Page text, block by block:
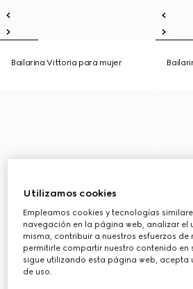
Bailarina Vittoria para mujer
Utilizamos cookies
Empleamos cookies y tecnologías
navegación en la página web, analizar el
misma, contribuir a nuestros esfuerzos
permitirle compartir nuestro contenido en
sigue utilizando esta página web, acepta
de uso.